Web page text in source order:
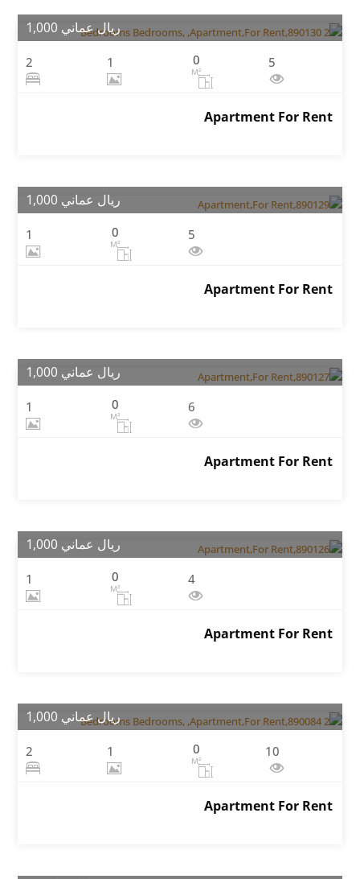
Apartment For Rent
2 1 0
M²
5
ريال عماني 1,000
Apartment For Rent
1 0
M²
5
ريال عماني 1,000
Apartment For Rent
1 0
M²
6
ريال عماني 1,000
Apartment For Rent
1 0
M²
4
ريال عماني 1,000
Apartment For Rent
2 1 0
M²
10
ريال عماني 1,000